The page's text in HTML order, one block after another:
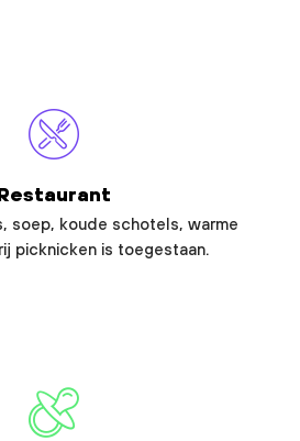
soep, koude schotels, warme
picknicken is toegestaan.